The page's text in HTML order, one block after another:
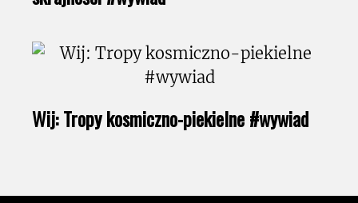
Wij: Tropy kosmiczno-piekielne #wywiad